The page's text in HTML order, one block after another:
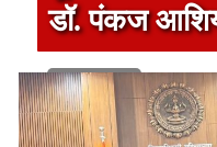
डॉ. पंकज
1 min read